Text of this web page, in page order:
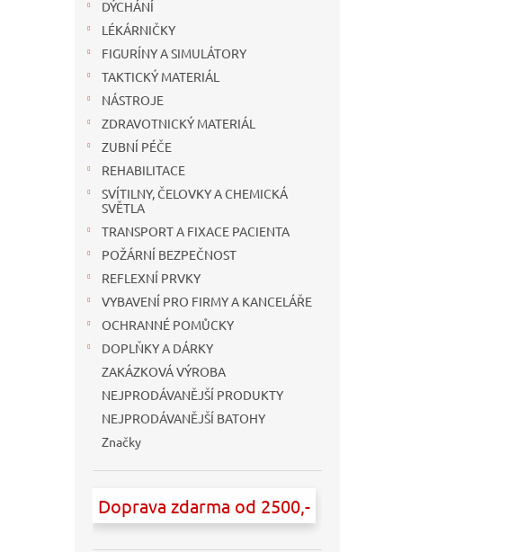
DÝCHÁNÍ
LÉKÁRNIČKY
FIGURÍNY A SIMULÁTORY
TAKTICKÝ MATERIÁL
NÁSTROJE
ZDRAVOTNICKÝ MATERIÁL
ZUBNÍ PÉČE
REHABILITACE
SVÍTILNY, ČELOVKY A CHEMICKÁ
SVĚTLA
TRANSPORT A FIXACE PACIENTA
POŽÁRNÍ BEZPEČNOST
REFLEXNÍ PRVKY
VYBAVENÍ PRO FIRMY A KANCELÁŘE
OCHRANNÉ POMŮCKY
DOPLŇKY A DÁRKY
ZAKÁZKOVÁ VÝROBA
NEJPRODÁVANĚJŠÍ PRODUKTY
NEJPRODÁVANĚJŠÍ BATOHY
Značky
Doprava zdarma od 2500,-